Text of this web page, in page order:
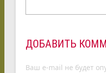
ДОБАВИТЬ
Ваш e-mail не будет